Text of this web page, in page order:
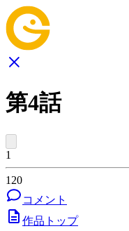
第4話
1
120
コメント
作品トップ